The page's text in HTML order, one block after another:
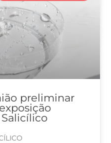
preliminar